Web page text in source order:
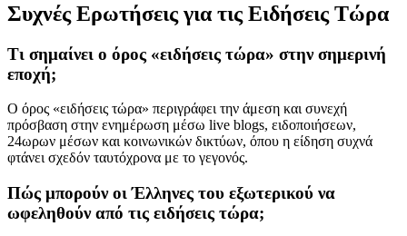
Συχνές Ερωτήσεις για τις Ειδήσεις Τώρα
Τι σημαίνει ο όρος «ειδήσεις τώρα» στην σημερινή
εποχή;
Ο όρος «ειδήσεις τώρα» περιγράφει την άμεση και συνεχή
πρόσβαση στην ενημέρωση μέσω live blogs, ειδοποιήσεων,
24ωρων μέσων και κοινωνικών δικτύων, όπου η είδηση συχνά
φτάνει σχεδόν ταυτόχρονα με το γεγονός.
Πώς μπορούν οι Έλληνες του εξωτερικού να
ωφεληθούν από τις ειδήσεις τώρα;